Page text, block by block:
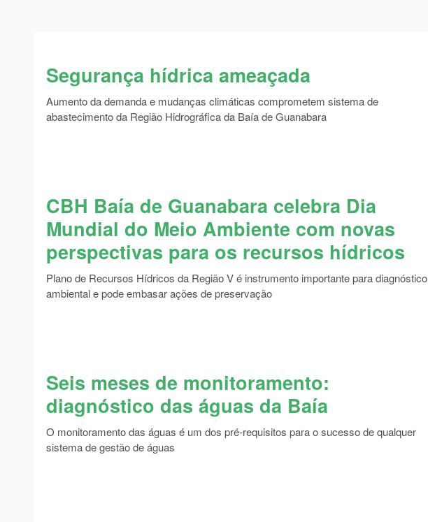
Segurança hídrica ameaçada
Aumento da demanda e mudanças climáticas comprometem sistema de
abastecimento da Região Hidrográfica da Baía de Guanabara
CBH Baía de Guanabara celebra Dia
Mundial do Meio Ambiente com novas
perspectivas para os recursos hídricos
Plano de Recursos Hídricos da Região V é instrumento importante para diagnóstico
ambiental e pode embasar ações de preservação
Seis meses de monitoramento:
diagnóstico das águas da Baía
O monitoramento das águas é um dos pré-requisitos para o sucesso de qualquer
sistema de gestão de águas